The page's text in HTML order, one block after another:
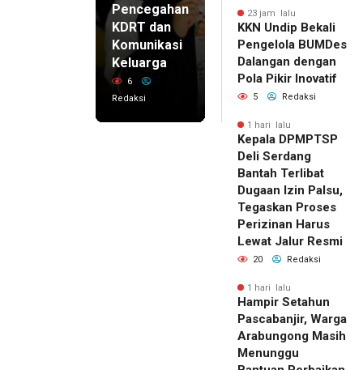
Pencegahan
KDRT dan
Komunikasi
Keluarga
6
Redaksi
23 jam lalu
KKN Undip Bekali
Pengelola BUMDes
Dalangan dengan
Pola Pikir Inovatif
5 Redaksi
1 hari lalu
Kepala DPMPTSP
Deli Serdang
Bantah Terlibat
Dugaan Izin Palsu,
Tegaskan Proses
Perizinan Harus
Lewat Jalur Resmi
20 Redaksi
1 hari lalu
Hampir Setahun
Pascabanjir, Warga
Arabungong Masih
Menunggu